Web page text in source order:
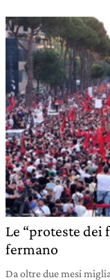
Le “proteste dei
fermano
Da oltre due mesi